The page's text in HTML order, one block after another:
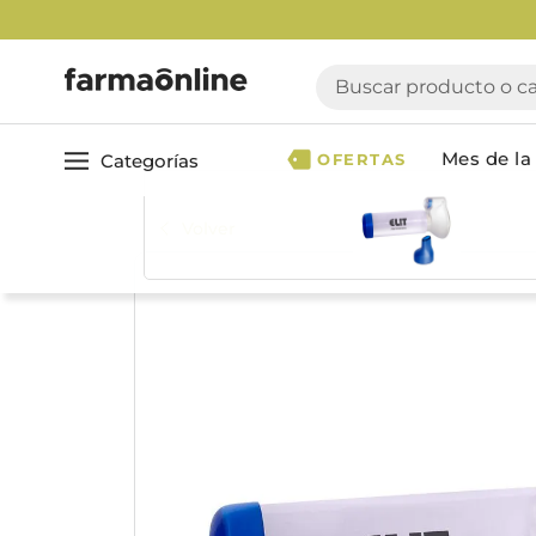
Buscar producto o
Categorías
Dermocosmética
Ver todo
Cuidado del
Tratamientos
OFERTAS Mes de